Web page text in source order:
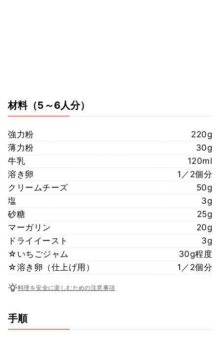
材料（5～6人分）
強力粉
220g
薄力粉
30g
牛乳
120ml
溶き卵
1／2個分
クリームチーズ
50g
塩
3g
砂糖
25g
マーガリン
20g
ドライイースト
3g
☆いちごジャム
30g程度
☆溶き卵（仕上げ用）
1／2個分
料理を安全に楽しむための注意事項
手順